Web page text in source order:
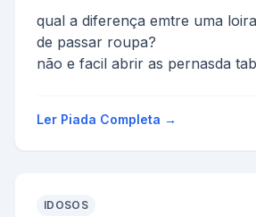
qual a diferença emtre uma
de passar roupa?
não e facil abrir as pernasda
Ler Piada Completa →
IDOSOS